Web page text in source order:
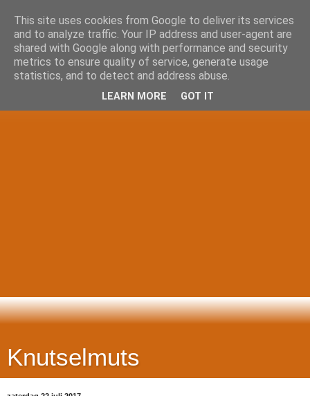
Knutselmuts
This site uses cookies from Google to deliver its services
and to analyze traffic. Your IP address and user-agent are
shared with Google along with performance and security
metrics to ensure quality of service, generate usage
statistics, and to detect and address abuse.
LEARN MORE GOT IT